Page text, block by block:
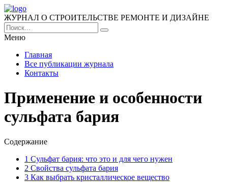
ЖУРНАЛ О СТРОИТЕЛЬСТВЕ РЕМОНТЕ И ДИЗАЙНЕ
Меню
Главная
Все публикации журнала
Контакты
Применение и особенности
сульфата бария
Содержание
1 Сульфат бария: что это и для чего нужен
2 Свойства сульфата бария
3 Как выбрать кристаллическое вещество